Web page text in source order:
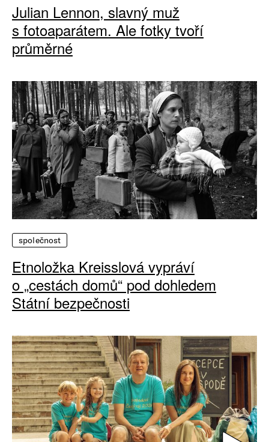
Julian Lennon, slavný muž
s fotoaparátem. Ale fotky tvoří
průměrné
společnost
Etnoložka Kreisslová vypráví
o „cestách domů“ pod dohledem
Státní bezpečnosti